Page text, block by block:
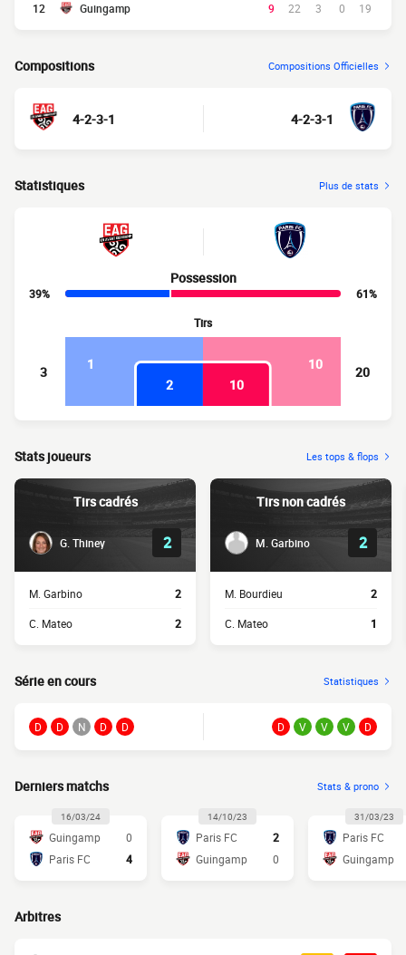
12
Guingamp 9 22 3 0 19
Compositions Compositions Officielles
4-2-3-1 4-2-3-1
Statistiques Plus de stats
Possession
39%
61%
Tirs
3 1
10
2
10
20
Stats joueurs Les tops & flops
Tirs cadrés
G. Thiney 2
M. Garbino 2
C. Mateo 2
Tirs non cadrés
M. Garbino 2
M. Bourdieu 2
C. Mateo 1
Série en cours Statistiques
D D N D D D V V V D
Derniers matchs Stats & prono
16/03/24
Guingamp
0
Paris FC
4
14/10/23
Paris FC
2
Guingamp
0
31/03/23
Paris FC
Guingamp
Arbitres